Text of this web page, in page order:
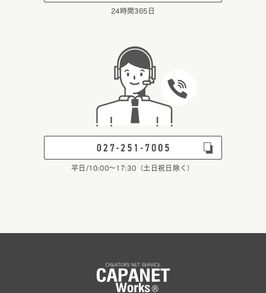
24時間365日
平日/10:00～17:30（土日祝日除く）